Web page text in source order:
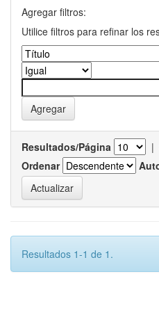
Agregar filtros:
Utilice filtros para refinar los
Resultados/Página |
Ordenar
Resultados 1-1 de 1.